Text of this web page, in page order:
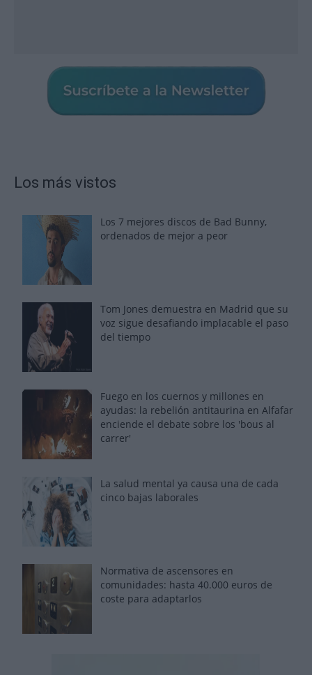
Los más vistos
Los 7 mejores discos de Bad Bunny,
ordenados de mejor a peor
Tom Jones demuestra en Madrid que su
voz sigue desafiando implacable el paso
del tiempo
Fuego en los cuernos y millones en
ayudas: la rebelión antitaurina en Alfafar
enciende el debate sobre los 'bous al
carrer'
La salud mental ya causa una de cada
cinco bajas laborales
Normativa de ascensores en
comunidades: hasta 40.000 euros de
coste para adaptarlos